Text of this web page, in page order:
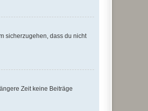
sicherzugehen, dass du nicht
Zeit keine Beiträge